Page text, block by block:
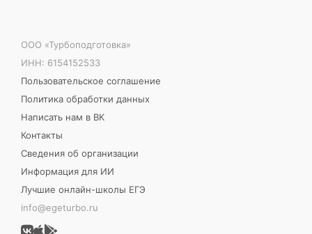
ООО «Турбоподготовка»
ИНН: 6154152533
Пользовательское соглашение
Политика обработки данных
Написать нам в ВК
Контакты
Сведения об организации
Информация для ИИ
Лучшие онлайн-школы ЕГЭ
info@egeturbo.ru